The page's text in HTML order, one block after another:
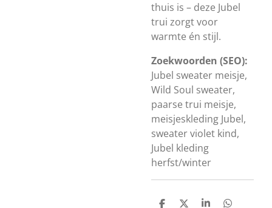
thuis is – deze Jubel
trui zorgt voor
warmte én stijl.
Zoekwoorden (SEO):
Jubel sweater meisje,
Wild Soul sweater,
paarse trui meisje,
meisjeskleding Jubel,
sweater violet kind,
Jubel kleding
herfst/winter